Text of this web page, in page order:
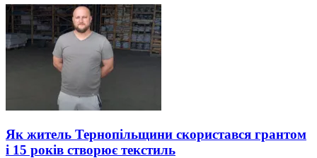
Як житель Тернопільщини скористався грантом
і 15 років створює текстиль